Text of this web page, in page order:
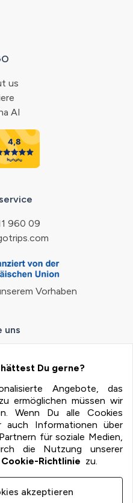
Du gerne?
Angebote, das
ermöglichen müssen wir
Wenn Du alle Cookies
auch Informationen über
für soziale Medien,
die Nutzung unserer
Cookie-Richtlinie zu.
akzeptieren
us
AI
960 09
Vorhaben
uns
Zahlung mit: